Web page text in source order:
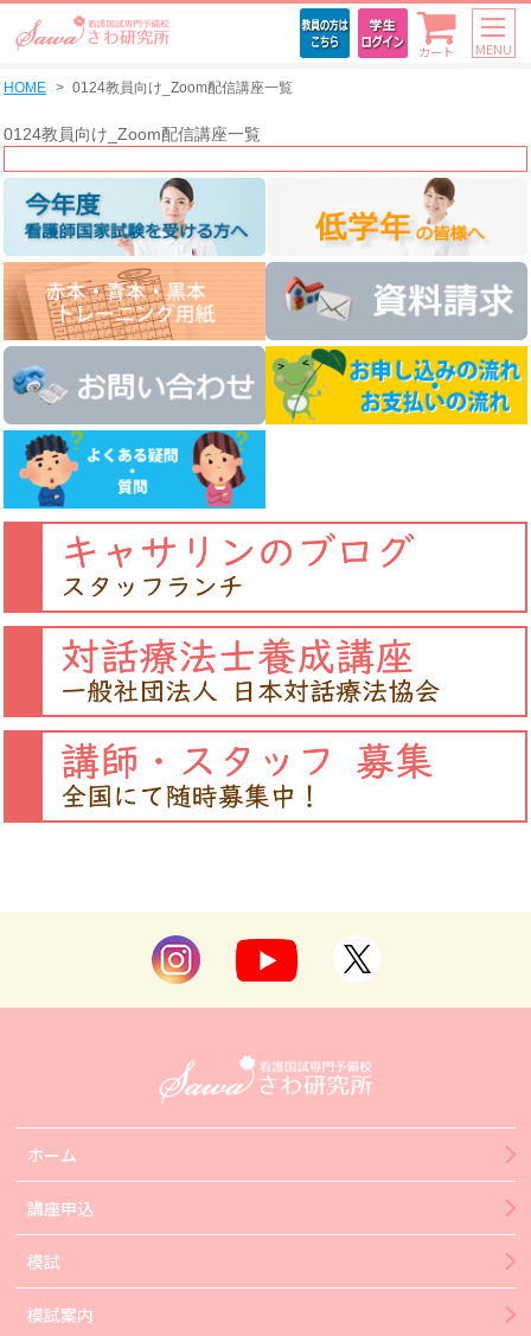
カート MENU
HOME 0124教員向け_Zoom配信講座一覧
0124教員向け_Zoom配信講座一覧
ホーム
講座申込
模試
模試案内